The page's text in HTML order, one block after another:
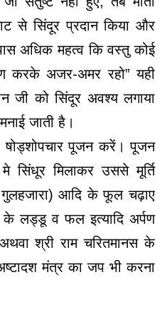
से सिंदूर प्रदान किया और
अधिक महत्व कि वस्तु कोई
करके अजर-अमर रहो” यही
जी को सिंदूर अवश्य लगाया
जाती है।
पूजन करें। पूजन
सिंधूर मिलाकर उससे मूर्ति
गुलहजारा) आदि के फूल चढ़ाए
लड्डू व फल इत्यादि अर्पण
श्री राम चरितमानस के
मंत्र का जप भी करना